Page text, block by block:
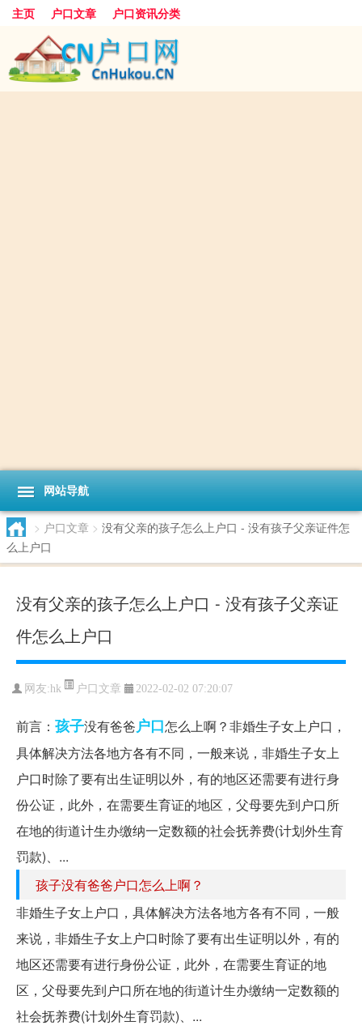
主页 户口文章 户口资讯分类
网站导航
> 户口文章 > 没有父亲的孩子怎么上户口 - 没有孩子父亲证件怎
么上户口
没有父亲的孩子怎么上户口 - 没有孩子父亲证
件怎么上户口
网友:hk 户口文章 2022-02-02 07:20:07
前言： 孩子没有爸爸户口怎么上啊？非婚生子女上户口，
具体解决方法各地方各有不同，一般来说，非婚生子女上
户口时除了要有出生证明以外，有的地区还需要有进行身
份公证，此外，在需要生育证的地区，父母要先到户口所
在地的街道计生办缴纳一定数额的社会抚养费(计划外生育
罚款)、...
孩子没有爸爸户口怎么上啊？
非婚生子女上户口，具体解决方法各地方各有不同，一般
来说，非婚生子女上户口时除了要有出生证明以外，有的
地区还需要有进行身份公证，此外，在需要生育证的地
区，父母要先到户口所在地的街道计生办缴纳一定数额的
社会抚养费(计划外生育罚款)、...